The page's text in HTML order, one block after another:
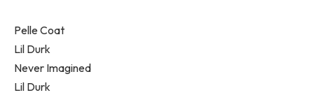
Pelle Coat
Lil Durk
Never Imagined
Lil Durk